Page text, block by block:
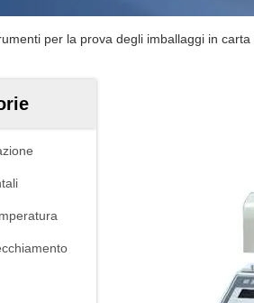
per la prova degli imballaggi in carta